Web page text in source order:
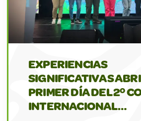
EXPERIENCIAS
SIGNIFICATIVAS
PRIMER DÍA DEL 2º
INTERNACIONAL…